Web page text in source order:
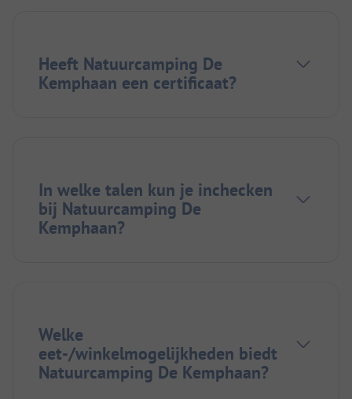
Heeft Natuurcamping De
Kemphaan een certificaat?
In welke talen kun je inchecken
bij Natuurcamping De
Kemphaan?
Welke
eet-/winkelmogelijkheden biedt
Natuurcamping De Kemphaan?